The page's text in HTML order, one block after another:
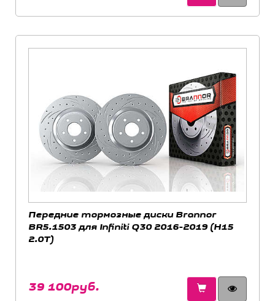
Передние тормозные диски Brannor
BR5.1503 для Infiniti Q30 2016-2019 (H15
2.0T)
39 100руб.